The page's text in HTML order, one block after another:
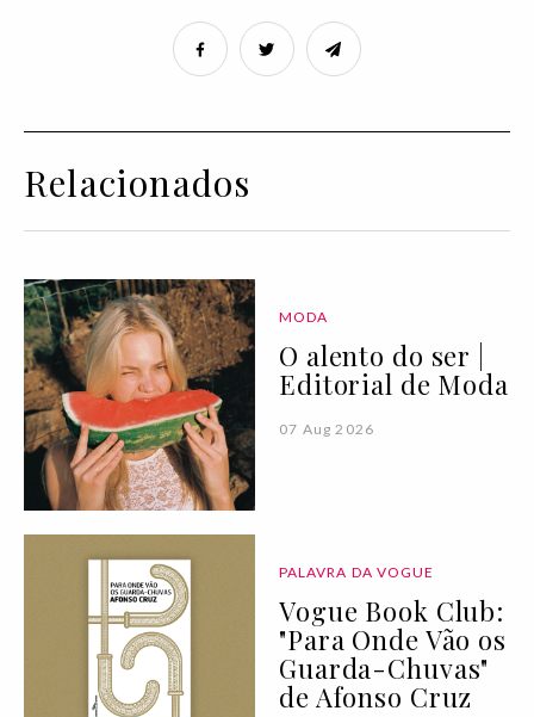
Relacionados
MODA
O alento do ser |
Editorial de Moda
07 Aug 2026
PALAVRA DA VOGUE
Vogue Book Club:
"Para Onde Vão os
Guarda-Chuvas"
de Afonso Cruz